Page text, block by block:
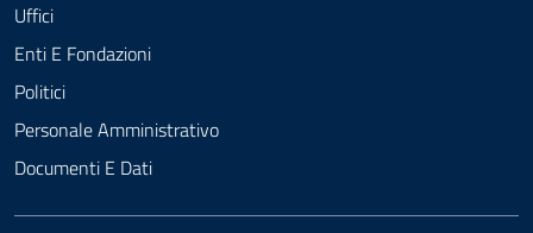
Uffici
Enti E Fondazioni
Politici
Personale Amministrativo
Documenti E Dati